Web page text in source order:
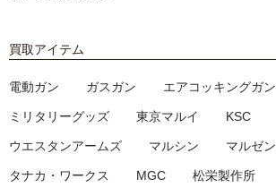
買取アイテム
電動ガン ガスガン エアコッキングガン
ミリタリーグッズ 東京マルイ KSC
ウエスタンアームズ マルシン マルゼン
タナカ・ワークス MGC 松栄製作所